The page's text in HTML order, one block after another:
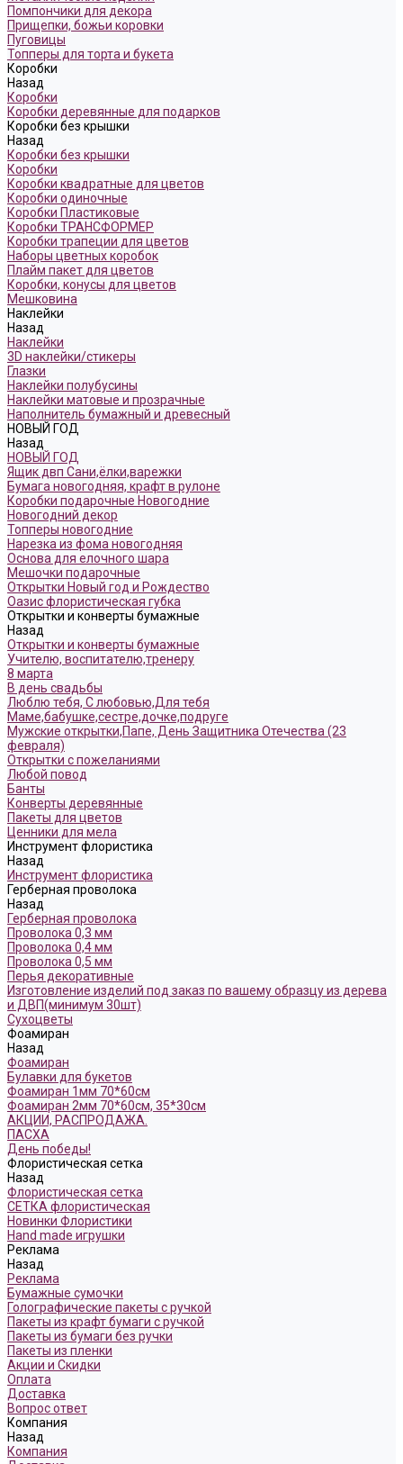
Помпончики для декора
Прищепки, божьи коровки
Пуговицы
Топперы для торта и букета
Коробки
Назад
Коробки
Коробки деревянные для подарков
Коробки без крышки
Назад
Коробки без крышки
Коробки
Коробки квадратные для цветов
Коробки одиночные
Коробки Пластиковые
Коробки ТРАНСФОРМЕР
Коробки трапеции для цветов
Наборы цветных коробок
Плайм пакет для цветов
Коробки, конусы для цветов
Мешковина
Наклейки
Назад
Наклейки
3D наклейки/стикеры
Глазки
Наклейки полубусины
Наклейки матовые и прозрачные
Наполнитель бумажный и древесный
НОВЫЙ ГОД
Назад
НОВЫЙ ГОД
Ящик двп Сани,ёлки,варежки
Бумага новогодняя, крафт в рулоне
Коробки подарочные Новогодние
Новогодний декор
Топперы новогодние
Нарезка из фома новогодняя
Основа для елочного шара
Мешочки подарочные
Открытки Новый год и Рождество
Оазис флористическая губка
Открытки и конверты бумажные
Назад
Открытки и конверты бумажные
Учителю, воспитателю,тренеру
8 марта
В день свадьбы
Люблю тебя, С любовью,Для тебя
Маме,бабушке,сестре,дочке,подруге
Мужские открытки,Папе, День Защитника Отечества (23
февраля)
Открытки с пожеланиями
Любой повод
Банты
Конверты деревянные
Пакеты для цветов
Ценники для мела
Инструмент флористика
Назад
Инструмент флористика
Герберная проволока
Назад
Герберная проволока
Проволока 0,3 мм
Проволока 0,4 мм
Проволока 0,5 мм
Перья декоративные
Изготовление изделий под заказ по вашему образцу из дерева
и ДВП(минимум 30шт)
Сухоцветы
Фоамиран
Назад
Фоамиран
Булавки для букетов
Фоамиран 1мм 70*60см
Фоамиран 2мм 70*60см, 35*30см
АКЦИИ, РАСПРОДАЖА.
ПАСХА
День победы!
Флористическая сетка
Назад
Флористическая сетка
СЕТКА флористическая
Новинки Флористики
Hand made игрушки
Реклама
Назад
Реклама
Бумажные сумочки
Голографические пакеты с ручкой
Пакеты из крафт бумаги с ручкой
Пакеты из бумаги без ручки
Пакеты из пленки
Акции и Скидки
Оплата
Доставка
Вопрос ответ
Компания
Назад
Компания